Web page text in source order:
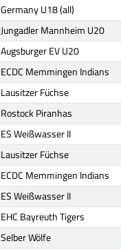
Germany U18 (all)
Jungadler Mannheim U20
Augsburger EV U20
ECDC Memmingen Indians
Lausitzer Füchse
Rostock Piranhas
ES Weißwasser II
Lausitzer Füchse
ECDC Memmingen Indians
ES Weißwasser II
EHC Bayreuth Tigers
Selber Wölfe